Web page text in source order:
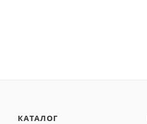
КАТАЛОГ